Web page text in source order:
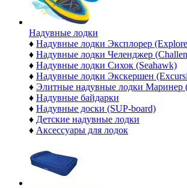
Надувные лодки
♦ Надувные лодки Эксплорер
♦ Надувные лодки Челенджер
♦ Надувные лодки Сихок (Seahawk)
♦ Надувные лодки Экскершен
♦ Элитные надувные лодки Маринер
♦ Надувные байдарки
♦ Надувные доски (SUP-board)
♦ Детские надувные лодки
♦ Аксессуары для лодок